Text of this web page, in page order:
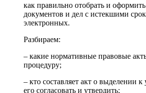
как правильно отобрать и
документов и дел с истекшими
электронных.
Разбираем:
– какие нормативные правовые
процедуру;
– кто составляет акт о выделении
его согласовать и утвердить;